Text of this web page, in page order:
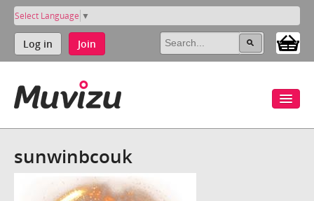
Select Language ▼
Log in Join
sunwinbcouk